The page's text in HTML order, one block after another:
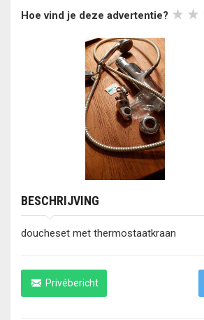
Hoe vind je deze advertentie?
BESCHRIJVING
doucheset met thermostaatkraan
Privébericht